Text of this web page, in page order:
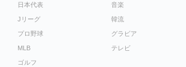
日本代表
Jリーグ
プロ野球
MLB
ゴルフ
音楽
韓流
グラビア
テレビ